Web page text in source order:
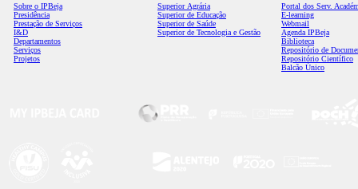
Sobre o IPBeja
Presidência
Prestação de Serviços
I&D
Departamentos
Serviços
Projetos
Superior Agrária
Superior de Educação
Superior de Saúde
Superior de Tecnologia e Gestão
Portal dos Serv.
E-learning
Webmail
Agenda IPBeja
Biblioteca
Repositório de
Repositório Científico
Balcão Único